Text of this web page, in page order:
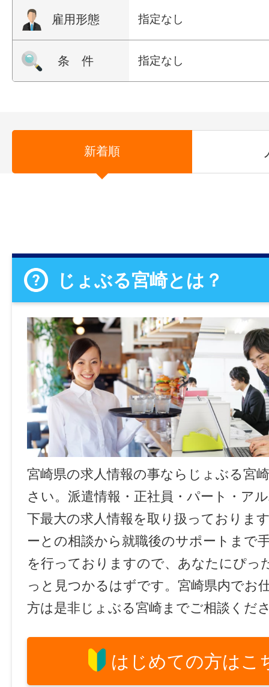
雇用形態 指定なし
条 件 指定なし
新着順
じょぶる宮崎とは？
宮崎県の求人情報の事ならじょぶる宮
さい。派遣情報・正社員・パート・ア
下最大の求人情報を取り扱っておりま
ーとの相談から就職後のサポートまで
を行っておりますので、あなたにぴっ
っと見つかるはずです。宮崎県内でお
方は是非じょぶる宮崎までご相談くだ
はじめての方はこ